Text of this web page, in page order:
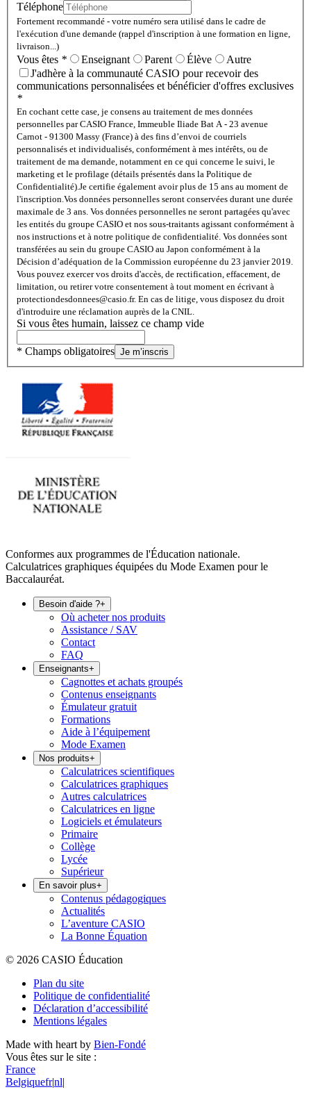
Téléphone
Fortement recommandé - votre numéro sera utilisé dans le cadre de
l'exécution d'une demande (rappel d'inscription à une formation en ligne,
livraison...)
Vous êtes * Enseignant Parent Élève
Autre
J'adhère à la communauté CASIO pour recevoir des
communications personnalisées et bénéficier d'offres exclusives
*
En cochant cette case, je consens au traitement de mes données
personnelles par CASIO France, Immeuble Iliade Bat A - 23 avenue
Carnot - 91300 Massy (France) à des fins d’envoi de courriels
personnalisés et individualisés, conformément à mes intérêts, ou de
traitement de ma demande, notamment en ce qui concerne le suivi, le
marketing et le profilage (détails présentés dans la Politique de
Confidentialité).Je certifie également avoir plus de 15 ans au moment de
l'inscription.Vos données personnelles seront conservées durant une durée
maximale de 3 ans. Vos données personnelles ne seront partagées qu'avec
les entités du groupe CASIO et nos sous-traitants agissant conformément à
nos instructions et à notre politique de confidentialité. Vos données sont
transférées au sein du groupe CASIO au Japon conformément à la
Décision d’adéquation de la Commission européenne du 23 janvier 2019.
Vous pouvez exercer vos droits d'accès, de rectification, effacement, de
limitation, ou retirer votre consentement à tout moment en écrivant à
protectiondesdonnees@casio.fr. En cas de litige, vous disposez du droit
d'introduire une réclamation auprès de la CNIL.
Si vous êtes humain, laissez ce champ vide
* Champs obligatoires Je m’inscris
Conformes aux programmes de l'Éducation nationale.
Calculatrices graphiques équipées du Mode Examen pour le
Baccalauréat.
Besoin d'aide ?+
Où acheter nos produits
Assistance / SAV
Contact
FAQ
Enseignants+
Cagnottes et achats groupés
Contenus enseignants
Émulateur gratuit
Formations
Aide à l’équipement
Mode Examen
Nos produits+
Calculatrices scientifiques
Calculatrices graphiques
Autres calculatrices
Calculatrices en ligne
Logiciels et émulateurs
Primaire
Collège
Lycée
Supérieur
En savoir plus+
Contenus pédagogiques
Actualités
L’aventure CASIO
La Bonne Équation
© 2026 CASIO Éducation
Plan du site
Politique de confidentialité
Déclaration d’accessibilité
Mentions légales
Made with heart by Bien-Fondé
Vous êtes sur le site :
France
Belgiquefr|nl|